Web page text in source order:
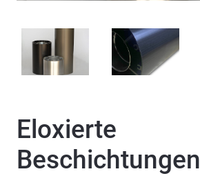
Eloxierte
Beschichtungen